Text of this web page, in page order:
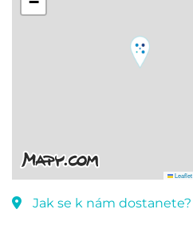
Leaflet
Jak se k nám dostanete?